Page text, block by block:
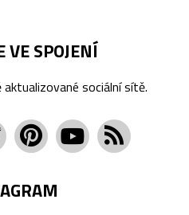
VE SPOJENÍ
aktualizované sociální sítě.